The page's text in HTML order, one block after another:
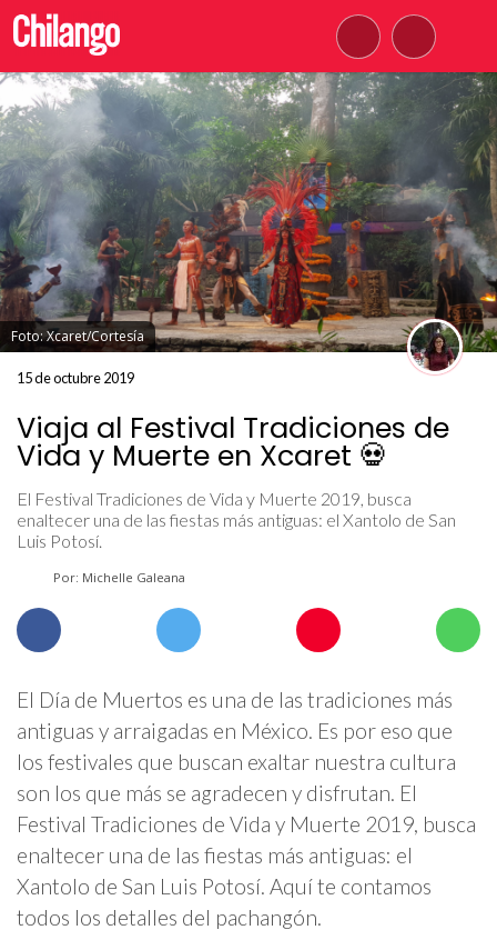
Foto: Xcaret/Cortesía
15 de octubre 2019
Viaja al Festival Tradiciones de
Vida y Muerte en Xcaret 💀
El Festival Tradiciones de Vida y Muerte 2019, busca
enaltecer una de las fiestas más antiguas: el Xantolo de San
Luis Potosí.
Por: Michelle Galeana
El Día de Muertos es una de las tradiciones más
antiguas y arraigadas en México. Es por eso que
los festivales que buscan exaltar nuestra cultura
son los que más se agradecen y disfrutan. El
Festival Tradiciones de Vida y Muerte 2019, busca
enaltecer una de las fiestas más antiguas: el
Xantolo de San Luis Potosí. Aquí te contamos
todos los detalles del pachangón.